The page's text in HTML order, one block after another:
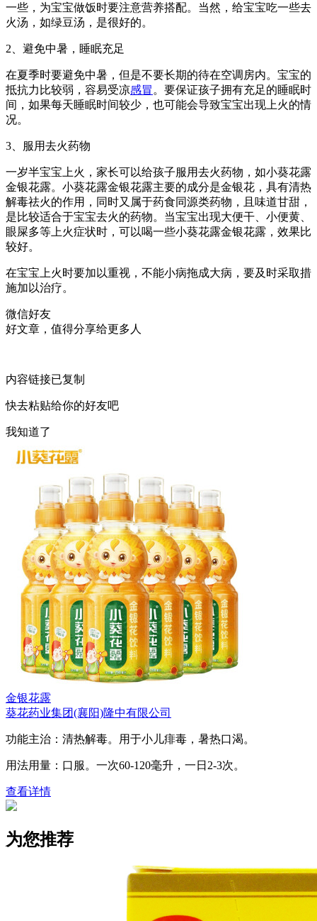
一些，为宝宝做饭时要注意营养搭配。当然，给宝宝吃一些去
火汤，如绿豆汤，是很好的。
2、避免中暑，睡眠充足
在夏季时要避免中暑，但是不要长期的待在空调房内。宝宝的
抵抗力比较弱，容易受凉感冒 。要保证孩子拥有充足的睡眠时
间，如果每天睡眠时间较少，也可能会导致宝宝出现上火的情
况。
3、服用去火药物
一岁半宝宝上火，家长可以给孩子服用去火药物，如小葵花露
金银花露。小葵花露金银花露主要的成分是金银花，具有清热
解毒祛火的作用，同时又属于药食同源类药物，且味道甘甜，
是比较适合于宝宝去火的药物。当宝宝出现大便干、小便黄、
眼屎多等上火症状时，可以喝一些小葵花露金银花露，效果比
较好。
在宝宝上火时要加以重视，不能小病拖成大病，要及时采取措
施加以治疗。
微信好友
好文章，值得分享给更多人
内容链接已复制
快去粘贴给你的好友吧
我知道了
金银花露
葵花药业集团(襄阳)隆中有限公司
功能主治：清热解毒。用于小儿痱毒，暑热口渴。
用法用量：口服。一次60-120毫升，一日2-3次。
查看详情
为您推荐